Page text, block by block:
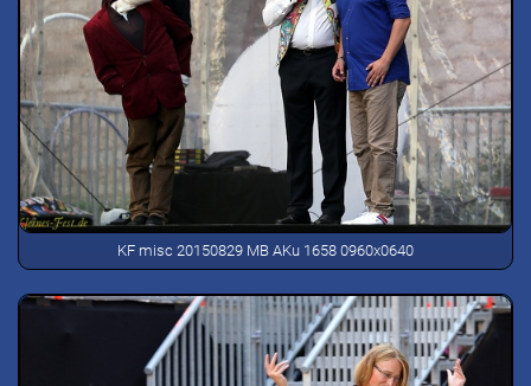
KF misc 20150829 MB AKu 1658 0960x0640